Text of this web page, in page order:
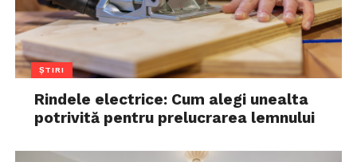
ȘTIRI
Rindele electrice: Cum alegi unealta
potrivită pentru prelucrarea lemnului